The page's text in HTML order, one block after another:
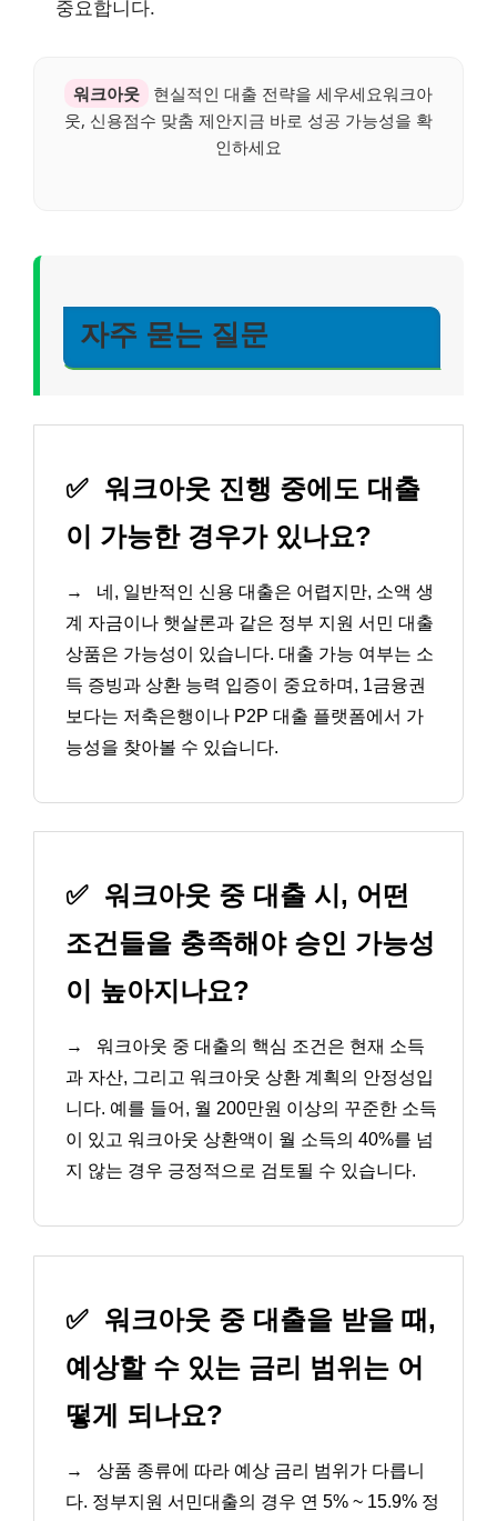
중요합니다.
워크아웃
현실적인 대출 전략을 세우세요워크아
웃, 신용점수 맞춤 제안지금 바로 성공 가능성을 확
인하세요
자주 묻는 질문
✅ 워크아웃 진행 중에도 대출
이 가능한 경우가 있나요?
→
네, 일반적인 신용 대출은 어렵지만, 소액 생
계 자금이나 햇살론과 같은 정부 지원 서민 대출
상품은 가능성이 있습니다. 대출 가능 여부는 소
득 증빙과 상환 능력 입증이 중요하며, 1금융권
보다는 저축은행이나 P2P 대출 플랫폼에서 가
능성을 찾아볼 수 있습니다.
✅ 워크아웃 중 대출 시, 어떤
조건들을 충족해야 승인 가능성
이 높아지나요?
→
워크아웃 중 대출의 핵심 조건은 현재 소득
과 자산, 그리고 워크아웃 상환 계획의 안정성입
니다. 예를 들어, 월 200만원 이상의 꾸준한 소득
이 있고 워크아웃 상환액이 월 소득의 40%를 넘
지 않는 경우 긍정적으로 검토될 수 있습니다.
✅ 워크아웃 중 대출을 받을 때,
예상할 수 있는 금리 범위는 어
떻게 되나요?
→
상품 종류에 따라 예상 금리 범위가 다릅니
다. 정부지원 서민대출의 경우 연 5% ~ 15.9% 정